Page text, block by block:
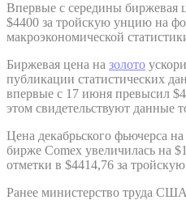
Впервые с середины биржевая
$4400 за тройскую унцию на
макроэкономической
Биржевая цена на золото
публикации статистических
впервые с 17 июня превысил
этом свидетельствуют данные
Цена декабрьского фьючерса
бирже Comex увеличилась на
отметки в $4414,76 за
Ранее министерство труда